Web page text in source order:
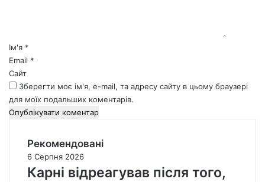
*Ім'я *
Email *
Сайт
Зберегти моє ім'я, e-mail, та адресу сайту в цьому браузері
для моїх подальших коментарів.
Рекомендовані
6 Серпня 2026
Карні відреагував після того,